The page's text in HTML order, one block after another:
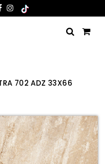
702 ADZ 33X66